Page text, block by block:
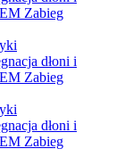
Zabieg
dłoni i
Zabieg
dłoni i
Zabieg